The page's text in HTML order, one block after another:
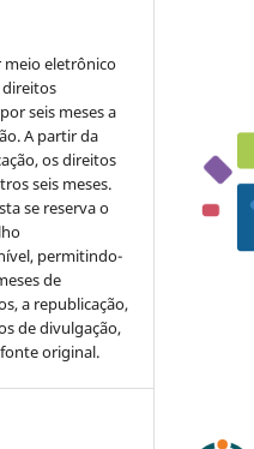
meio eletrônico
direitos
seis meses a
A partir da
os direitos
seis meses.
se reserva o
permitindo-
de
a republicação,
de divulgação,
original.